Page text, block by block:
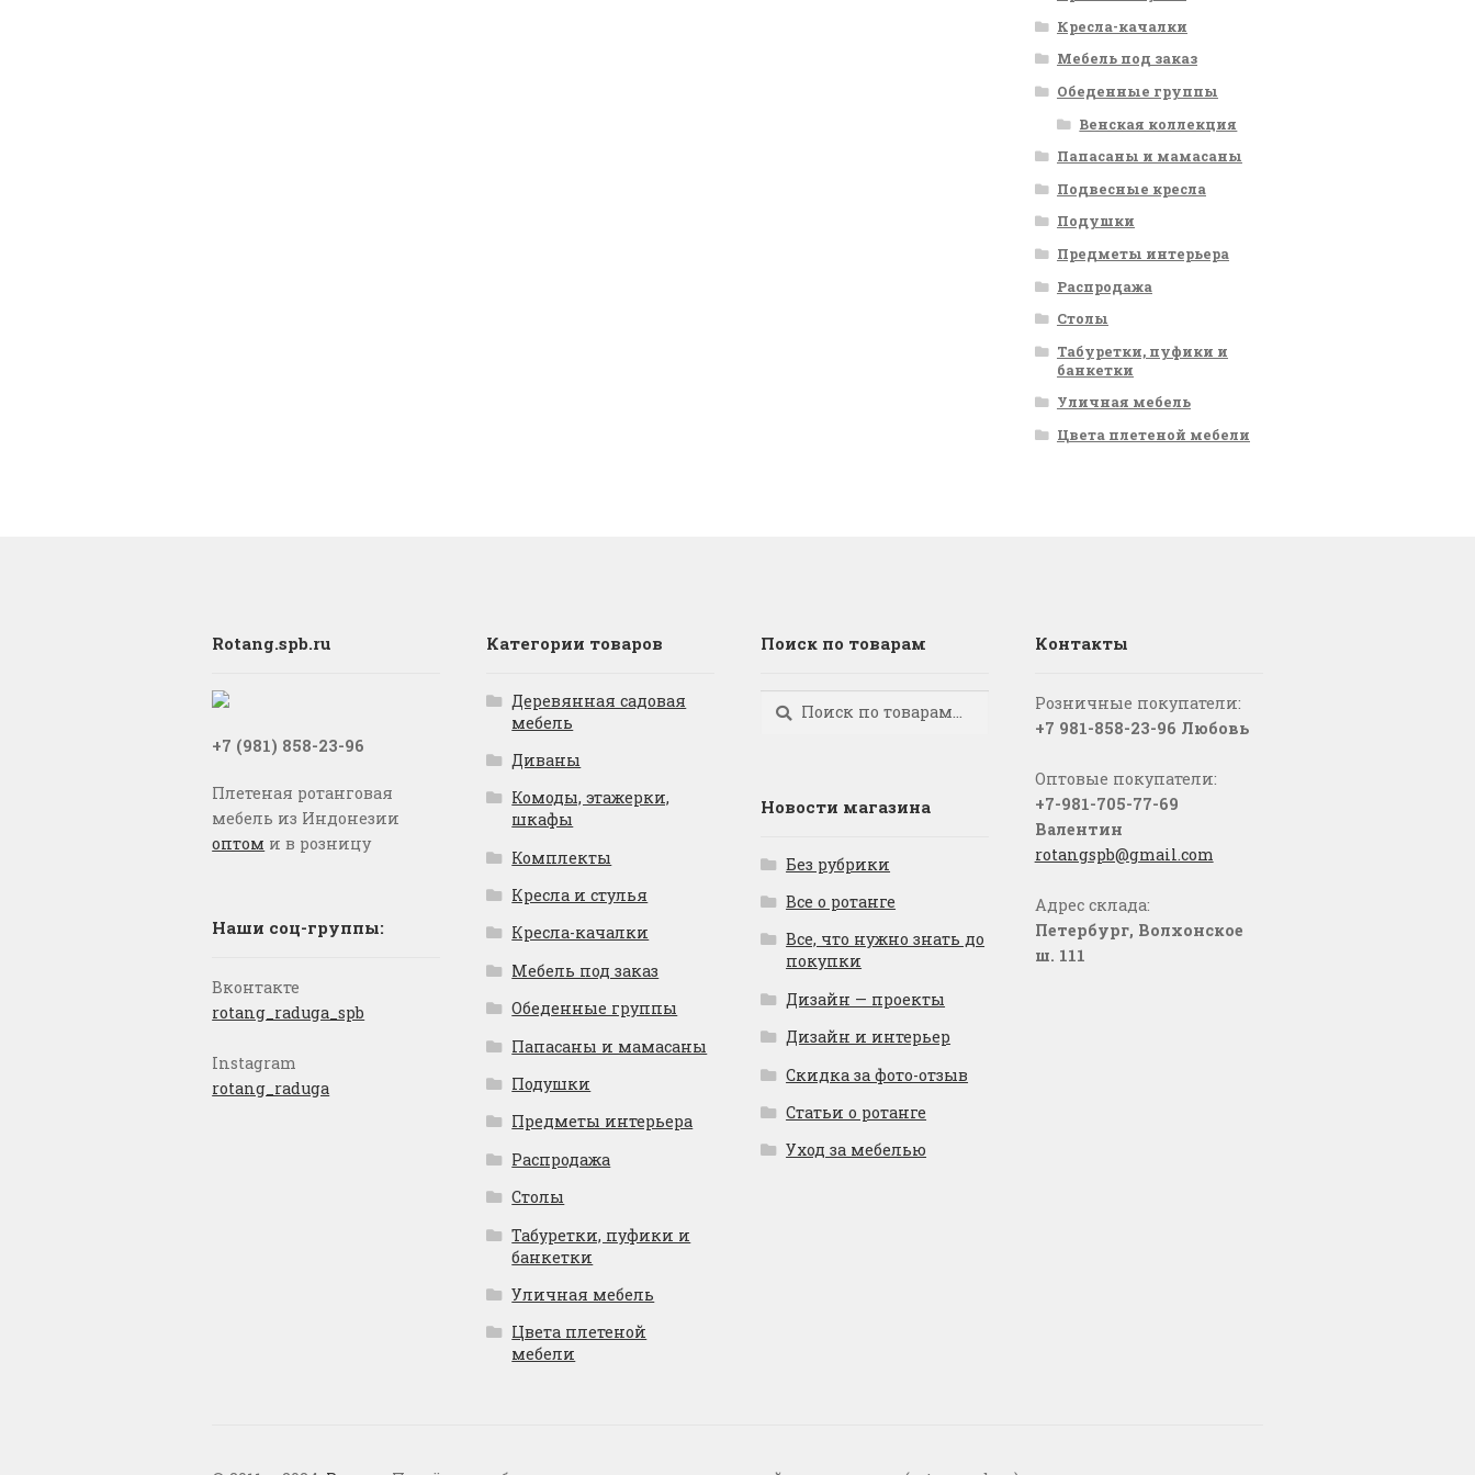
Кресла-качалки
Мебель под заказ
Обеденные группы
Венская коллекция
Папасаны и мамасаны
Подвесные кресла
Подушки
Предметы интерьера
Распродажа
Столы
Табуретки, пуфики и
банкетки
Уличная мебель
Цвета плетеной мебели
Rotang.spb.ru
+7 (981) 858-23-96
Плетеная ротанговая
мебель из Индонезии
оптом и в розницу
Наши соц-группы:
Вконтакте
rotang_raduga_spb
Instagram
rotang_raduga
Категории товаров
Деревянная садовая
мебель
Диваны
Комоды, этажерки,
шкафы
Комплекты
Кресла и стулья
Кресла-качалки
Мебель под заказ
Обеденные группы
Папасаны и мамасаны
Подушки
Предметы интерьера
Распродажа
Столы
Табуретки, пуфики и
банкетки
Уличная мебель
Цвета плетеной
мебели
Поиск по товарам
Искать:
Поиск
Новости магазина
Без рубрики
Все о ротанге
Все, что нужно знать до
покупки
Дизайн — проекты
Дизайн и интерьер
Скидка за фото-отзыв
Статьи о ротанге
Уход за мебелью
Контакты
Розничные покупатели:
+7 981-858-23-96 Любовь
Оптовые покупатели:
+7-981-705-77-69
Валентин
rotangspb@gmail.com
Адрес склада:
Петербург, Волхонское
ш. 111